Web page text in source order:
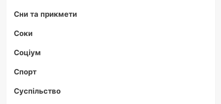
Сни та прикмети
Соки
Соціум
Спорт
Суспільство